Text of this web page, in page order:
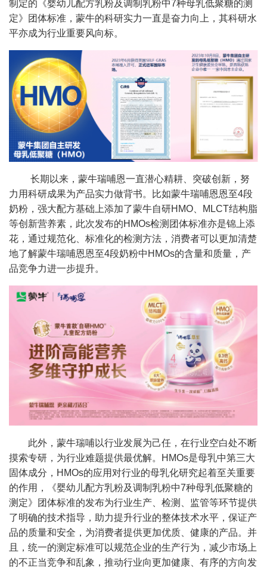
制定的《婴幼儿配方乳粉及调制乳粉中7种母乳低聚糖的测
定》团体标准，蒙牛的科研实力一直是奋力向上，其科研水
平亦成为行业重要风向标。
长期以来，蒙牛瑞哺恩一直潜心精耕、突破创新，努
力用科研成果为产品实力做背书。比如蒙牛瑞哺恩恩至4段
奶粉，强大配方基础上添加了蒙牛自研HMO、MLCT结构脂
等创新营养素，此次发布的HMOs检测团体标准亦是锦上添
花，通过规范化、标准化的检测方法，消费者可以更加清楚
地了解蒙牛瑞哺恩恩至4段奶粉中HMOs的含量和质量，产
品竞争力进一步提升。
此外，蒙牛瑞哺以行业发展为己任，在行业空白处不断
摸索专研，为行业难题提供最优解。HMOs是母乳中第三大
固体成分，HMOs的应用对行业的母乳化研究起着至关重要
的作用，《婴幼儿配方乳粉及调制乳粉中7种母乳低聚糖的
测定》团体标准的发布为行业生产、检测、监管等环节提供
了明确的技术指导，助力提升行业的整体技术水平，保证产
品的质量和安全，为消费者提供更加优质、健康的产品。并
且，统一的测定标准可以规范企业的生产行为，减少市场上
的不正当竞争和乱象，推动行业向更加健康、有序的方向发